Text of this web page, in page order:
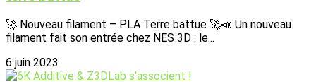
🚀 Nouveau filament – PLA Terre battue 🚀📣 Un nouveau
filament fait son entrée chez NES 3D : le...
6 juin 2023